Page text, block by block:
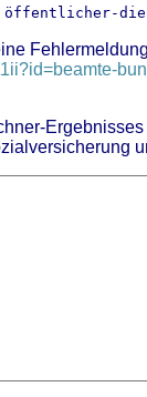
öffentlicher-